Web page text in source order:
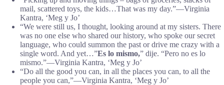
mail, scattered toys, the kids…That was my day.”―Virginia
Kantra, ‘Meg y Jo’
“We were still us, I thought, looking around at my sisters. There
was no one else who shared our history, who spoke our secret
language, who could summon the past or drive me crazy with a
single word. And yet…”Es lo mismo,” dije. “Pero no es lo
mismo.”―Virginia Kantra, ‘Meg y Jo’
“Do all the good you can, in all the places you can, to all the
people you can,”―Virginia Kantra, ‘Meg y Jo’